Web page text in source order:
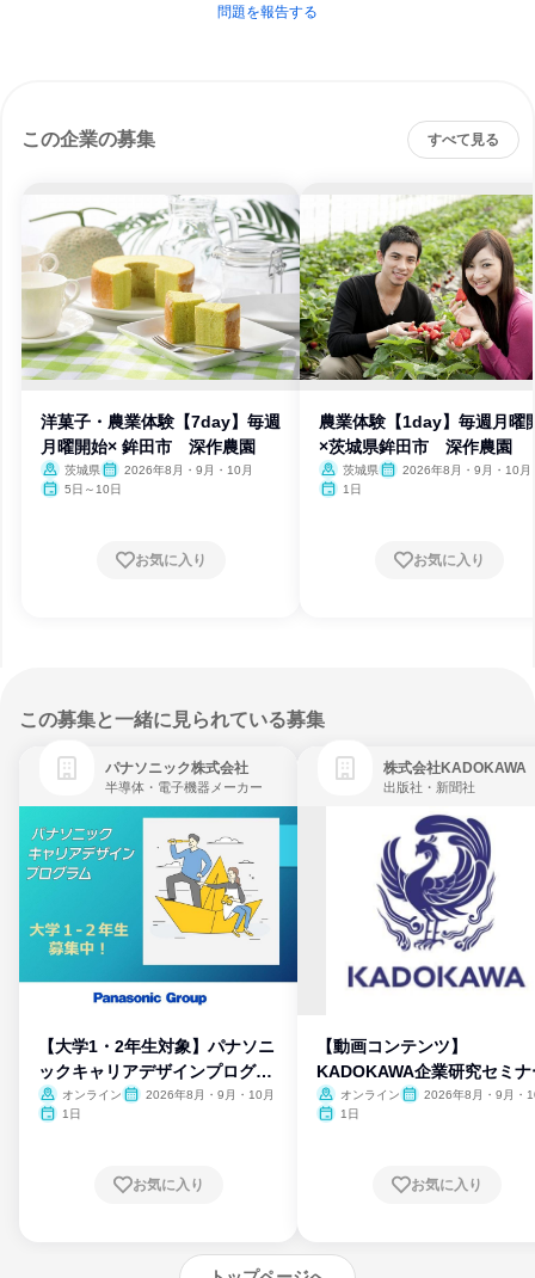
問題を報告する
この企業の募集 すべて見る
洋菓子・農業体験【7day】毎週
月曜開始× 鉾田市 深作農園
茨城県
2026年8月・9月・10月
5日～10日
お気に入り
農業体験【1day】毎週月曜
×茨城県鉾田市 深作農園
茨城県
2026年8月・9月・10月
1日
お気に入り
この募集と一緒に見られている募集
パナソニック株式会社
半導体・電子機器メーカー
【大学1・2年生対象】パナソニ
ックキャリアデザインプログラ
ム
オンライン
2026年8月・9月・10月
1日
お気に入り
株式会社KADOKAWA
出版社・新聞社
【動画コンテンツ】
KADOKAWA企業研究セミナ
オンライン
2026年8月・9月・
1日
お気に入り